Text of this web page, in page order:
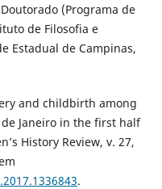
(Programa de
de Filosofia e
Estadual de Campinas,
and childbirth among
Janeiro in the first half
History Review, v. 27,
.